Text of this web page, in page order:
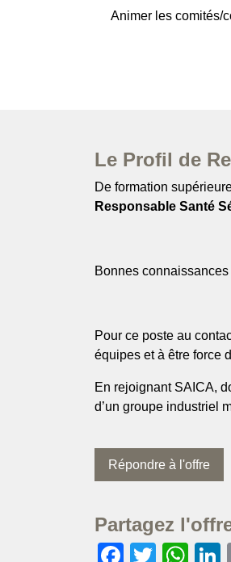
Animer les comités/
Le Profil de
De formation
Responsable Santé
Bonnes
Pour ce poste au
équipes et à être force
En rejoignant SAICA,
d’un groupe industriel
Répondre à l'offre
Partagez